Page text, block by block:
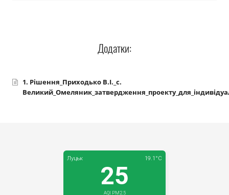
Додатки:
1. Рішення_Приходько В.І._с.